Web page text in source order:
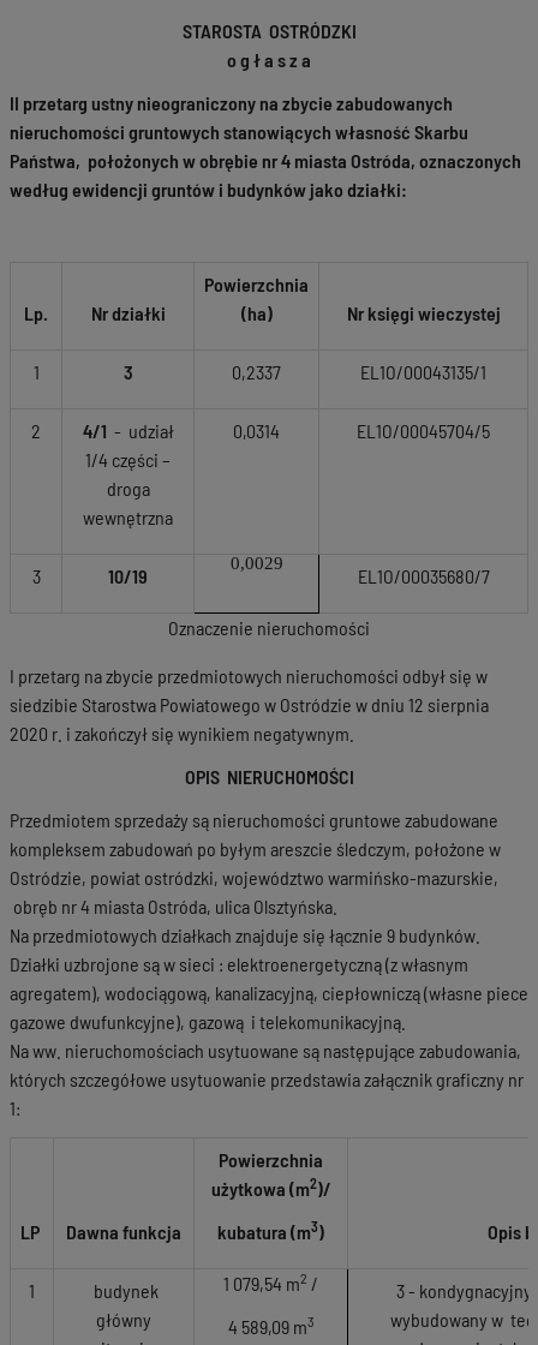
STAROSTA OSTRÓDZKI
o g ł a s z a
II przetarg ustny nieograniczony na zbycie zabudowanych
nieruchomości gruntowych stanowiących własność Skarbu
Państwa, położonych w obrębie nr 4 miasta Ostróda, oznaczonych
według ewidencji gruntów i budynków jako działki:
Oznaczenie nieruchomości
Lp. Nr działki
Powierzchnia
(ha)
Nr księgi wieczystej
1 3 0,2337 EL1O/00043135/1
2 4/1 - udział
1/4 części –
droga
wewnętrzna
0,0314 EL1O/00045704/5
3 10/19
0,0029
EL1O/00035680/7
I przetarg na zbycie przedmiotowych nieruchomości odbył się w
siedzibie Starostwa Powiatowego w Ostródzie w dniu 12 sierpnia
2020 r. i zakończył się wynikiem negatywnym.
OPIS NIERUCHOMOŚCI
Przedmiotem sprzedaży są nieruchomości gruntowe zabudowane
kompleksem zabudowań po byłym areszcie śledczym, położone w
Ostródzie, powiat ostródzki, województwo warmińsko-mazurskie,
obręb nr 4 miasta Ostróda, ulica Olsztyńska.
Na przedmiotowych działkach znajduje się łącznie 9 budynków.
Działki uzbrojone są w sieci : elektroenergetyczną (z własnym
agregatem), wodociągową, kanalizacyjną, ciepłowniczą (własne piece
gazowe dwufunkcyjne), gazową i telekomunikacyjną.
Na ww. nieruchomościach usytuowane są następujące zabudowania,
których szczegółowe usytuowanie przedstawia załącznik graficzny nr
1:
LP Dawna funkcja
Powierzchnia
użytkowa (m2)/
kubatura (m3) Opis
1
budynek
główny
1 079,54 m2 /
4 589,09 m3
3 -
wybudowany w